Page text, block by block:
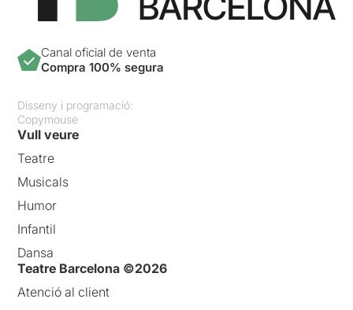
Canal oficial de venta
Compra 100% segura
Disseny i programació:
Copymouse
Vull veure
Teatre
Musicals
Humor
Infantil
Dansa
Teatre Barcelona ©2026
Atenció al client